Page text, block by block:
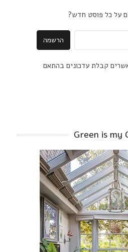
על כל פוסט חדש?
קבלת עדכונים בהתאם
Green is my